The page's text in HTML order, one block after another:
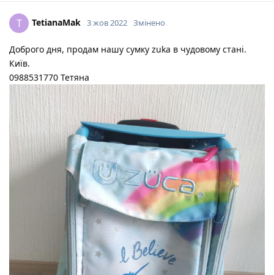
T TetianaMak 3 жов 2022 Змінено
Доброго дня, продам нашу сумку zuka в чудовому стані.
Київ.
0988531770 Тетяна